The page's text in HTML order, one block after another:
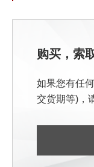
购买，索
如果您有任
交货期等)，